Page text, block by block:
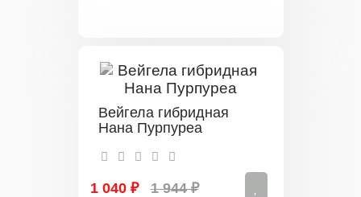
Вейгела гибридная
Нана Пурпуреа
1 040 ₽ 1 944 ₽